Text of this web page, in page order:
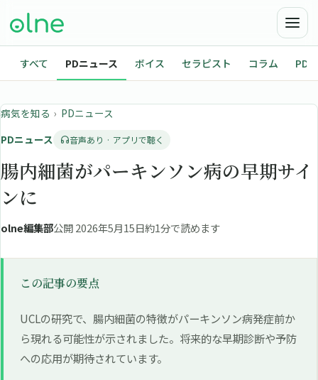
すべて PDニュース ボイス セラピスト コラム PD
病気を知る › PDニュース
PDニュース
音声あり · アプリで聴く
腸内細菌がパーキンソン病の早期サイ
ンに
olne編集部公開 2026年5月15日約1分で読めます
この記事の要点
UCLの研究で、腸内細菌の特徴がパーキンソン病発症前か
ら現れる可能性が示されました。将来的な早期診断や予防
への応用が期待されています。